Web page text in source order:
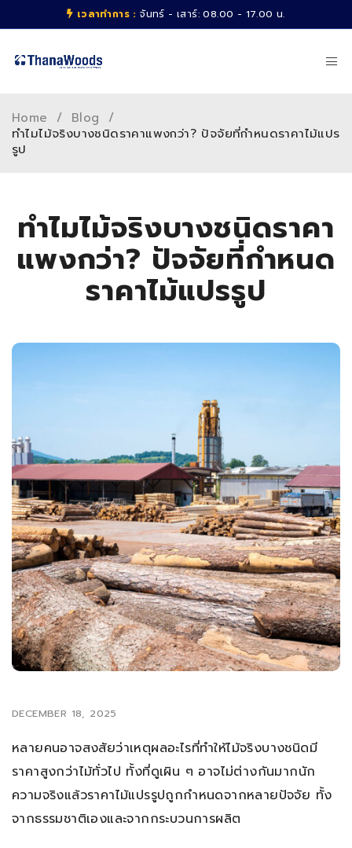
เวลาทำการ : จันทร์ - เสาร์: 08.00 - 17.00 น.
Home / Blog
/
ทำไมไม้จริงบางชนิดราคาแพงกว่า? ปัจจัยที่กำหนดราคาไม้แปร
รูป
ทำไมไม้จริงบางชนิดราคา
แพงกว่า? ปัจจัยที่กำหนด
ราคาไม้แปรรูป
DECEMBER 18, 2025
หลายคนอาจสงสัยว่าเหตุผลอะไรที่ทำให้ไม้จริงบางชนิดมี
ราคาสูงกว่าไม้ทั่วไป ทั้งที่ดูเผิน ๆ อาจไม่ต่างกันมากนัก
ความจริงแล้วราคาไม้แปรรูปถูกกำหนดจากหลายปัจจัย ทั้ง
จากธรรมชาติเองและจากกระบวนการผลิต